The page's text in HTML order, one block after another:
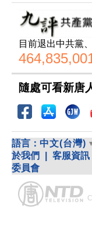
目前退出中共黨
隨處可看新唐
語言： 中文(台灣)
於我們
客服資訊
委員會